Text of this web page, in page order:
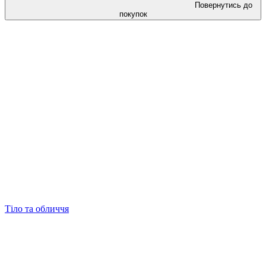
Повернутись до
покупок
Тіло та обличчя